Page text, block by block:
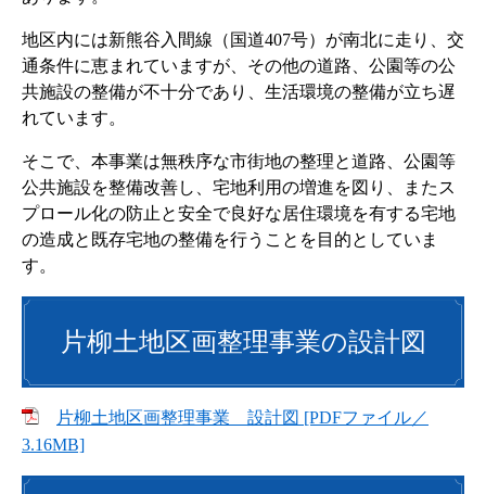
地区内には新熊谷入間線（国道407号）が南北に走り、交
通条件に恵まれていますが、その他の道路、公園等の公
共施設の整備が不十分であり、生活環境の整備が立ち遅
れています。
そこで、本事業は無秩序な市街地の整理と道路、公園等
公共施設を整備改善し、宅地利用の増進を図り、またス
プロール化の防止と安全で良好な居住環境を有する宅地
の造成と既存宅地の整備を行うことを目的としていま
す。
片柳土地区画整理事業の設計図
片柳土地区画整理事業 設計図 [PDFファイル／
3.16MB]